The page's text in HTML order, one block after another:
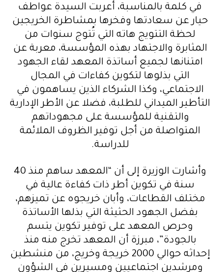
في كلمة بالمناسبة، أعربت السيدة عواطف
حيار عن سعادتها وفخرها بمشاطرة الخريجين
لحظة التتويج هاته التي تُتوج سنوات من
المثابرة والاجتهاد بهذه المؤسسة، معربة عن
امتنانها لجميع أساتذة المعهد لقاء الجهود
التي بذلوها لتكوين كفاءات في المجال
الاجتماعي، وكذا الشركاء الذين يساهمون في
التأطير الميداني للطلبة، فضلا عن الأطر الإدارية
والتقنية للمؤسسة على مجهوداتهم
المتواصلة من أجل توفير الظروف الملائمة
للدراسة.
وأشارت الوزيرة إلى أن “المعهد ساهم منذ 40
سنة في تكوين أطر ذات كفاءة عالية في
مختلف القطاعات، وأبان خريجوه عن تميزهم،
بفضل الجهود الحثيثة التي بذلها الأساتذة
وحرص المعهد على توفير تكوين يتسم
بالجودة”، مبرزة أن المعهد تخرج منه منذ
إحداثه حوالي 2000 خريجة وخريج، من منشطين
ومرشدين اجتماعيين ومسيرين في الشؤون